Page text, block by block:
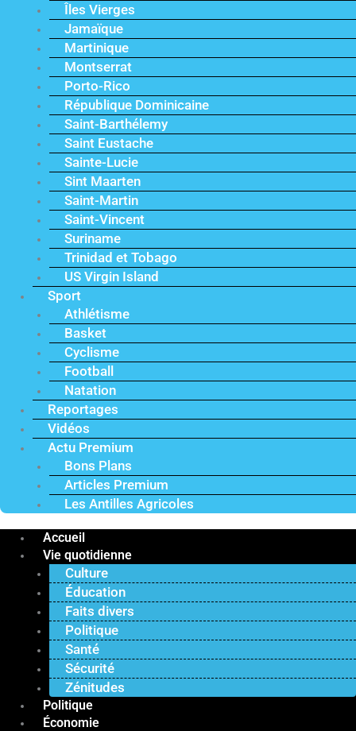
Îles Vierges
Jamaïque
Martinique
Montserrat
Porto-Rico
République Dominicaine
Saint-Barthélemy
Saint Eustache
Sainte-Lucie
Sint Maarten
Saint-Martin
Saint-Vincent
Suriname
Trinidad et Tobago
US Virgin Island
Sport
Athlétisme
Basket
Cyclisme
Football
Natation
Reportages
Vidéos
Actu Premium
Bons Plans
Articles Premium
Les Antilles Agricoles
Accueil
Vie quotidienne
Culture
Éducation
Faits divers
Politique
Santé
Sécurité
Zénitudes
Politique
Économie